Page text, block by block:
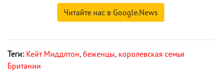
Читайте нас в Google.News
Теги: Кейт Миддлтон, беженцы, королевская семья
Британии